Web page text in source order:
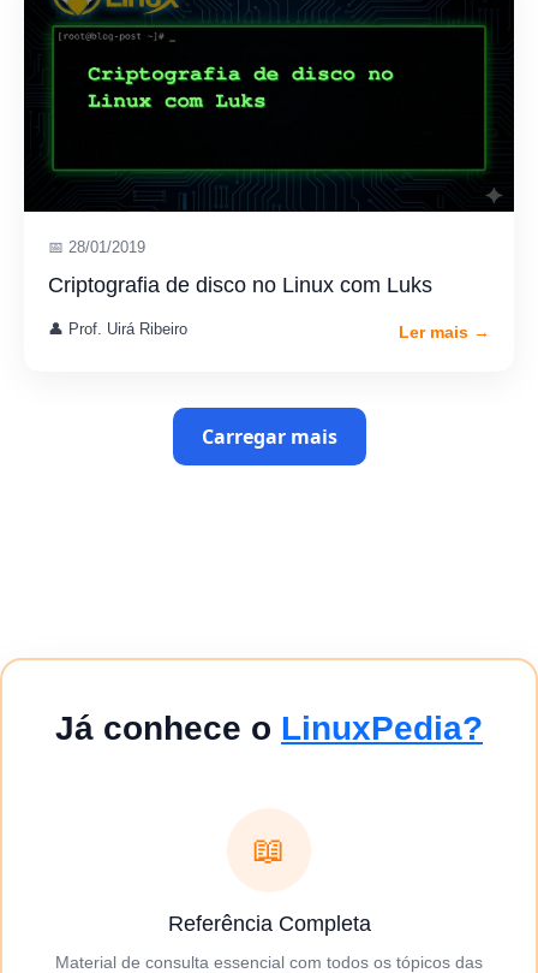
📅 28/01/2019
Criptografia de disco no Linux com Luks
👤 Prof. Uirá Ribeiro Ler mais →
Carregar mais
Já conhece o LinuxPedia?
📖
Referência Completa
Material de consulta essencial com todos os tópicos das